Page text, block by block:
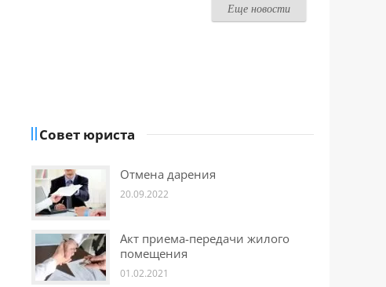
Еще новости
Совет юриста
Отмена дарения
20.09.2022
Акт приема-передачи жилого
помещения
01.02.2021